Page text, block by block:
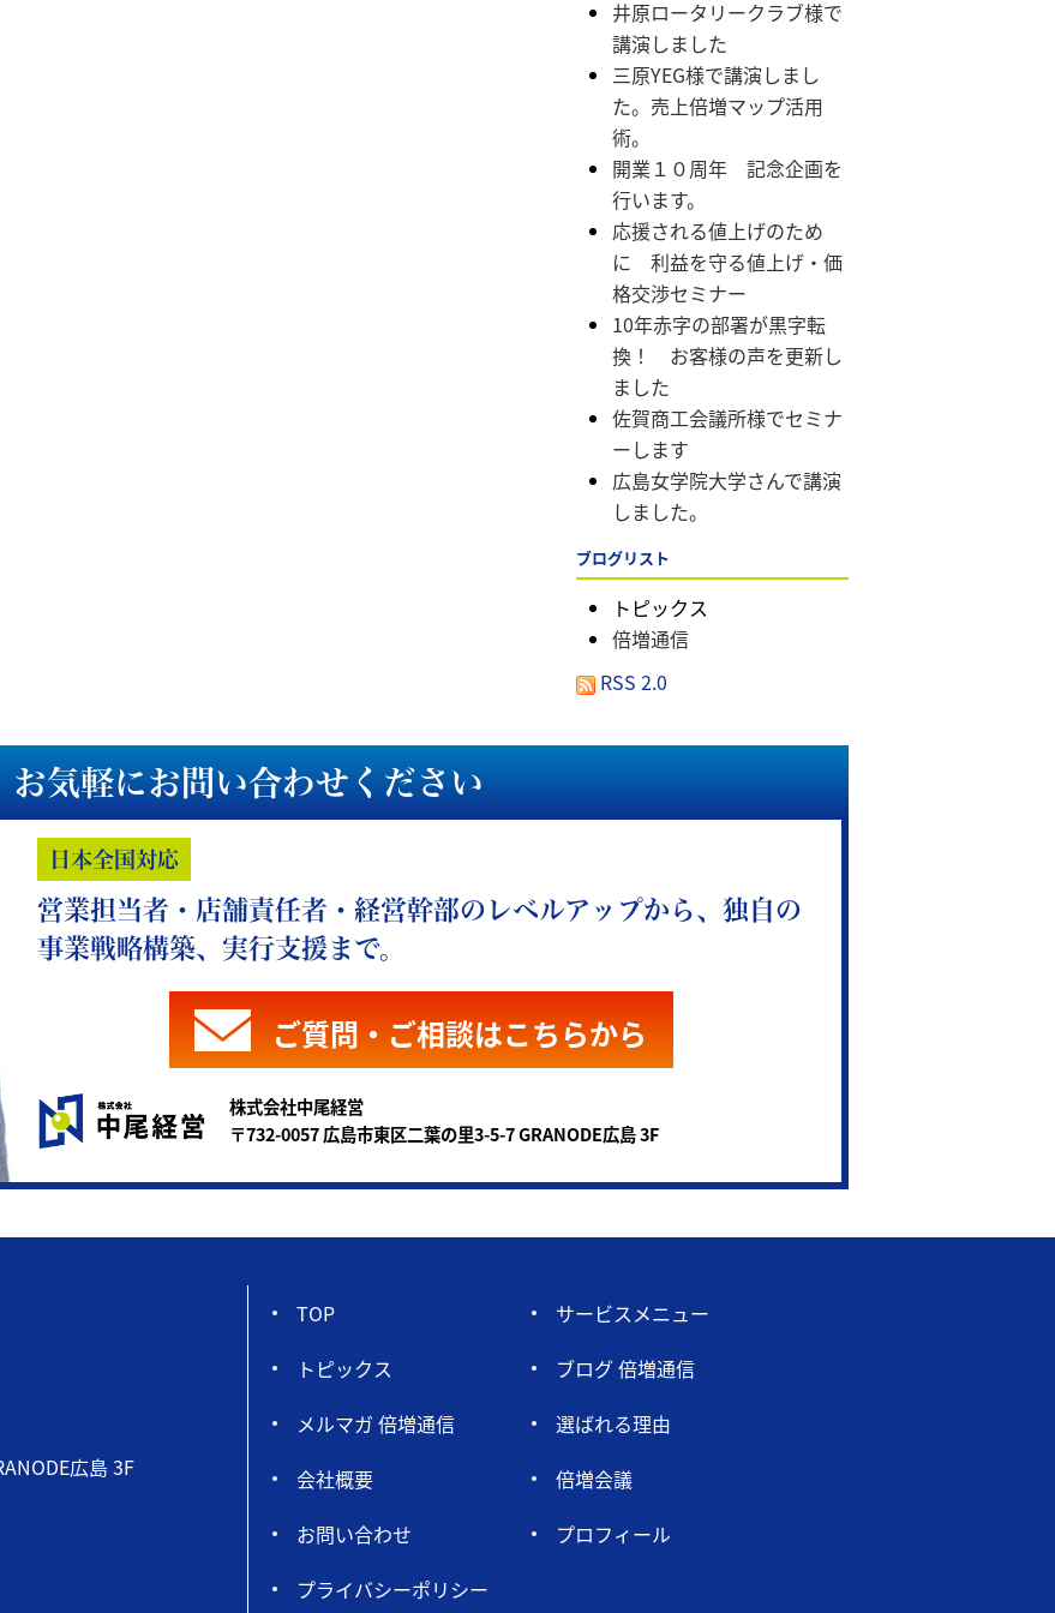
井原ロータリークラブ様で
講演しました
三原YEG様で講演しまし
た。売上倍増マップ活用
術。
開業１０周年 記念企画を
行います。
応援される値上げのため
に 利益を守る値上げ・価
格交渉セミナー
10年赤字の部署が黒字転
換！ お客様の声を更新し
ました
佐賀商工会議所様でセミナ
ーします
広島女学院大学さんで講演
しました。
ブログリスト
トピックス
倍増通信
RSS 2.0
お気軽にお問い合わせください
日本全国対応
営業担当者・店舗責任者・経営幹部のレベルアップから、独自の
事業戦略構築、実行支援まで。
ご質問・ご相談はこちらから
株式会社中尾経営
〒732-0057 広島市東区二葉の里3-5-7 GRANODE広島 3F
TOP
サービスメニュー
トピックス
ブログ 倍増通信
メルマガ 倍増通信
選ばれる理由
会社概要
倍増会議
お問い合わせ
プロフィール
プライバシーポリシー
広島 3F